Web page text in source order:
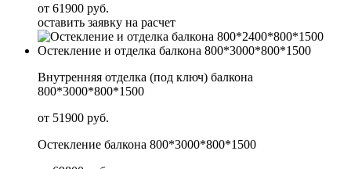
от 61900 руб.
оставить заявку на расчет
Остекление и отделка балкона 800*3000*800*1500
Внутренняя отделка (под ключ) балкона
800*3000*800*1500
от 51900 руб.
Остекление балкона 800*3000*800*1500